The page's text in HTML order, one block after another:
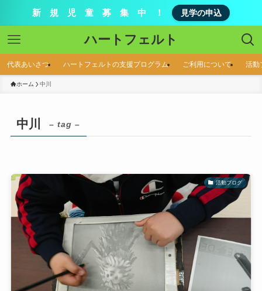
新 規 児 童 募 集 中 ！ 見学の申込
ハートフェルト
代表あいさつ ハートフェルトの支援プログラム ご利用について 活動
ホーム 中川
中川 – tag –
活動ブログ